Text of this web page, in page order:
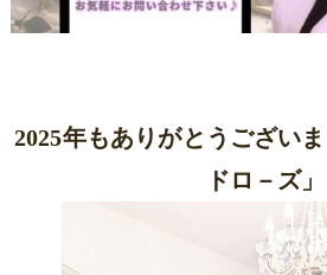
2025年もありがとうござい
ドロ－ズ」